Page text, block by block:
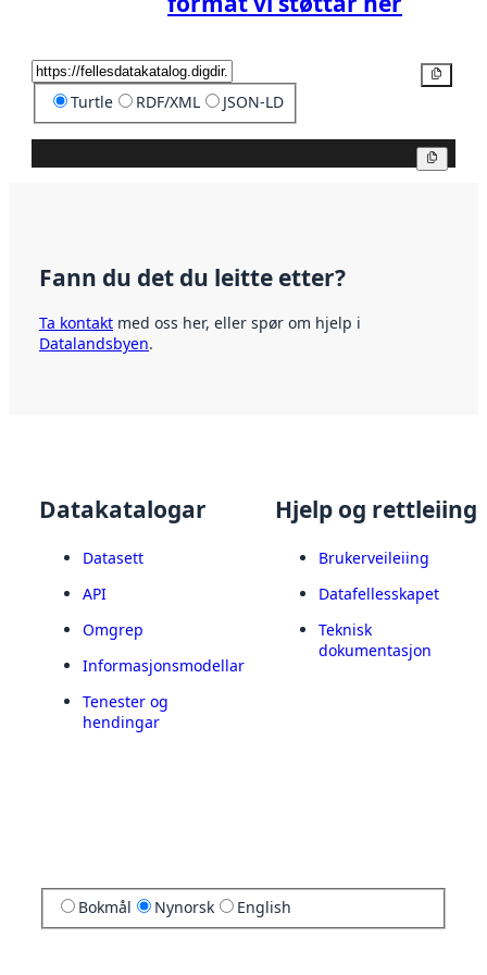
Turtle RDF/XML JSON-LD
Fann du det du leitte etter?
Ta kontakt med oss her, eller spør om hjelp i
Datalandsbyen.
Datakatalogar
Datasett
API
Omgrep
Informasjonsmodellar
Tenester og
hendingar
Hjelp og rettleiing
Brukerveileiing
Datafellesskapet
Teknisk
dokumentasjon
Bokmål Nynorsk English